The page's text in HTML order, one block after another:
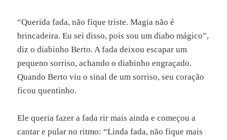
“Querida fada, não fique triste. Magia não é
brincadeira. Eu sei disso, pois sou um diabo mágico”,
diz o diabinho Berto. A fada deixou escapar um
pequeno sorriso, achando o diabinho engraçado.
Quando Berto viu o sinal de um sorriso, seu coração
ficou quentinho.
Ele queria fazer a fada rir mais ainda e começou a
cantar e pular no ritmo: “Linda fada, não fique mais